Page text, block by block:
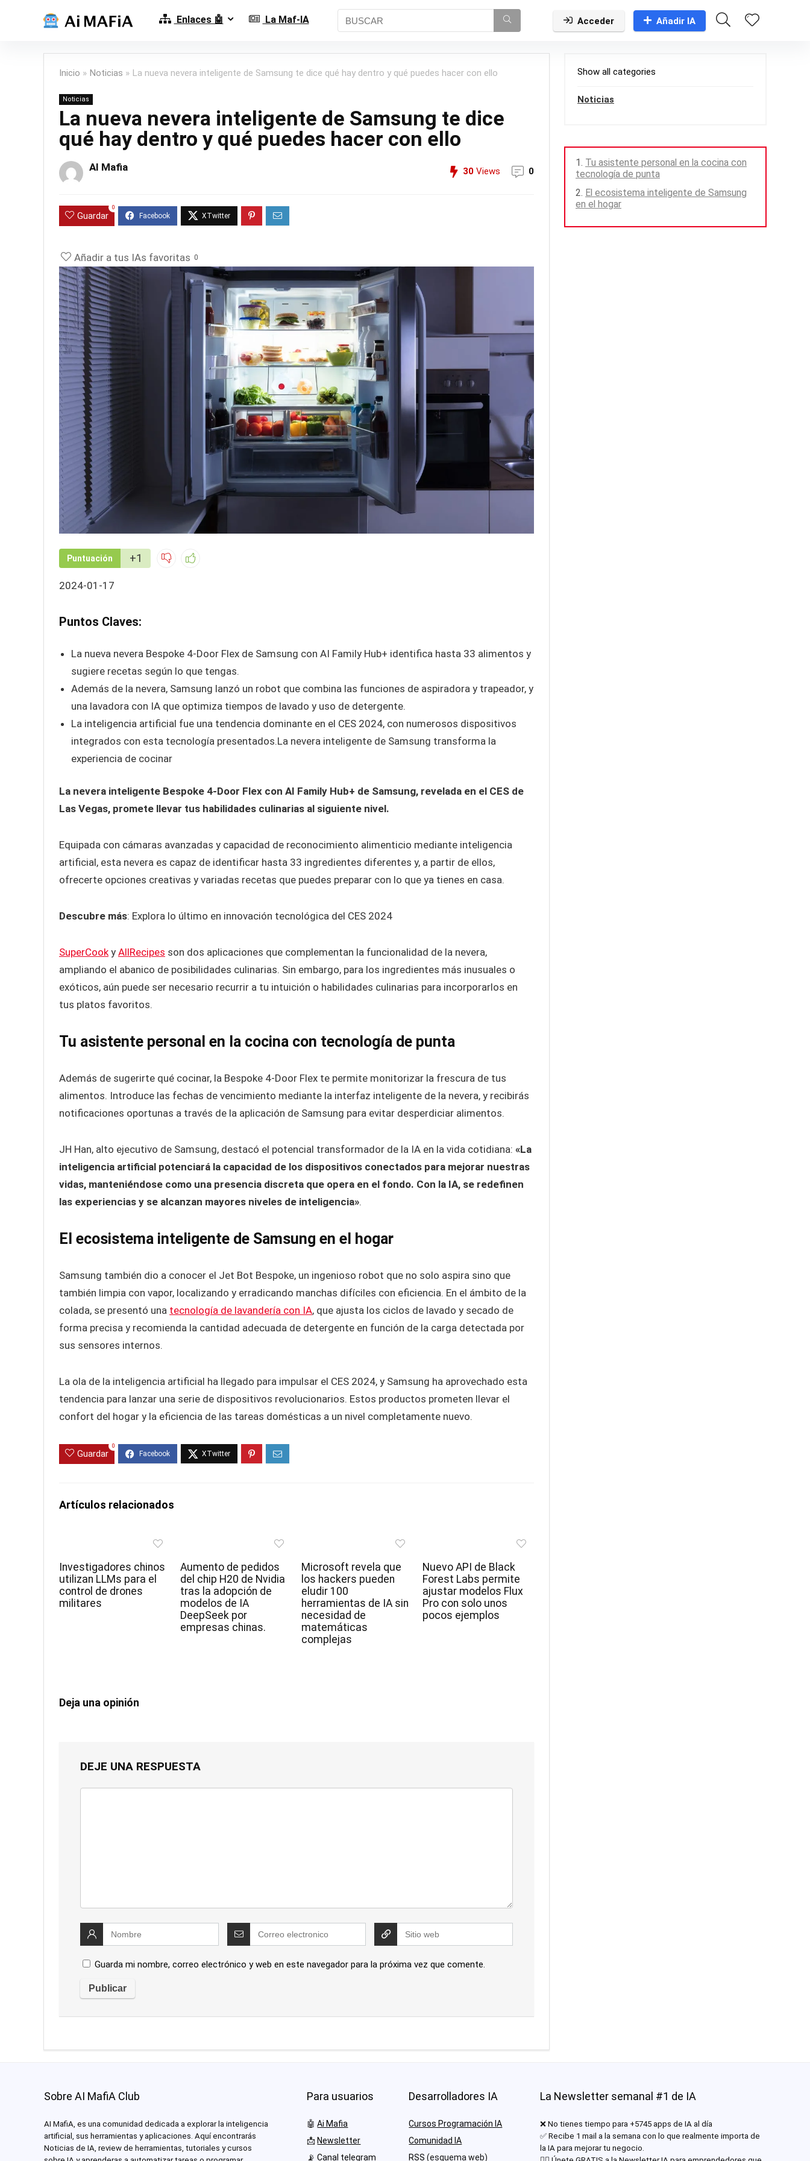
Enlaces 🤖 La Maf-IA Acceder Añadir IA
Inicio » Noticias » La nueva nevera inteligente de Samsung te dice qué hay dentro y qué puedes hacer con ello
Noticias
La nueva nevera inteligente de Samsung te dice
qué hay dentro y qué puedes hacer con ello
AI Mafia 30 Views 0
Guardar
0
Añadir a tus IAs favoritas 0
Puntuación +1
2024-01-17
Puntos Claves:
La nueva nevera Bespoke 4-Door Flex de Samsung con AI Family Hub+ identifica hasta 33 alimentos y
sugiere recetas según lo que tengas.
Además de la nevera, Samsung lanzó un robot que combina las funciones de aspiradora y trapeador, y
una lavadora con IA que optimiza tiempos de lavado y uso de detergente.
La inteligencia artificial fue una tendencia dominante en el CES 2024, con numerosos dispositivos
integrados con esta tecnología presentados.La nevera inteligente de Samsung transforma la
experiencia de cocinar
La nevera inteligente Bespoke 4-Door Flex con AI Family Hub+ de Samsung, revelada en el CES de
Las Vegas, promete llevar tus habilidades culinarias al siguiente nivel.
Equipada con cámaras avanzadas y capacidad de reconocimiento alimenticio mediante inteligencia
artificial, esta nevera es capaz de identificar hasta 33 ingredientes diferentes y, a partir de ellos,
ofrecerte opciones creativas y variadas recetas que puedes preparar con lo que ya tienes en casa.
Descubre más: Explora lo último en innovación tecnológica del CES 2024
SuperCooky AllRecipes son dos aplicaciones que complementan la funcionalidad de la nevera,
ampliando el abanico de posibilidades culinarias. Sin embargo, para los ingredientes más inusuales o
exóticos, aún puede ser necesario recurrir a tu intuición o habilidades culinarias para incorporarlos en
tus platos favoritos.
Tu asistente personal en la cocina con tecnología de punta
Además de sugerirte qué cocinar, la Bespoke 4-Door Flex te permite monitorizar la frescura de tus
alimentos. Introduce las fechas de vencimiento mediante la interfaz inteligente de la nevera, y recibirás
notificaciones oportunas a través de la aplicación de Samsung para evitar desperdiciar alimentos.
JH Han, alto ejecutivo de Samsung, destacó el potencial transformador de la IA en la vida cotidiana: «La
inteligencia artificial potenciará la capacidad de los dispositivos conectados para mejorar nuestras
vidas, manteniéndose como una presencia discreta que opera en el fondo. Con la IA, se redefinen
las experiencias y se alcanzan mayores niveles de inteligencia».
El ecosistema inteligente de Samsung en el hogar
Samsung también dio a conocer el Jet Bot Bespoke, un ingenioso robot que no solo aspira sino que
también limpia con vapor, localizando y erradicando manchas difíciles con eficiencia. En el ámbito de la
colada, se presentó una tecnología de lavandería con IA, que ajusta los ciclos de lavado y secado de
forma precisa y recomienda la cantidad adecuada de detergente en función de la carga detectada por
sus sensores internos.
La ola de la inteligencia artificial ha llegado para impulsar el CES 2024, y Samsung ha aprovechado esta
tendencia para lanzar una serie de dispositivos revolucionarios. Estos productos prometen llevar el
confort del hogar y la eficiencia de las tareas domésticas a un nivel completamente nuevo.
Guardar
0
Artículos relacionados
Investigadores chinos
utilizan LLMs para el
control de drones
militares
Aumento de pedidos
del chip H20 de Nvidia
tras la adopción de
modelos de IA
DeepSeek por
empresas chinas.
Microsoft revela que
los hackers pueden
eludir 100
herramientas de IA sin
necesidad de
matemáticas
complejas
Nuevo API de Black
Forest Labs permite
ajustar modelos Flux
Pro con solo unos
pocos ejemplos
Deja una opinión
DEJE UNA RESPUESTA
Guarda mi nombre, correo electrónico y web en este navegador para la próxima vez que comente.
Show all categories
Noticias
Tu asistente personal en la cocina con
tecnología de punta
El ecosistema inteligente de Samsung
en el hogar
Sobre AI MafiA Club
AI MafiA, es una comunidad dedicada a explorar la inteligencia
artificial, sus herramientas y aplicaciones. Aquí encontrarás
Noticias de IA, review de herramientas, tutoriales y cursos
Para usuarios
🤖Ai Mafia
📩 Newsletter
📡Canal telegram
Desarrolladores IA
Cursos Programación IA
Comunidad IA
RSS (esquema web)
La Newsletter semanal #1 de IA
❌ No tienes tiempo para +5745 apps de IA al día
✅ Recibe 1 mail a la semana con lo que realmente importa de
la IA para mejorar tu negocio.